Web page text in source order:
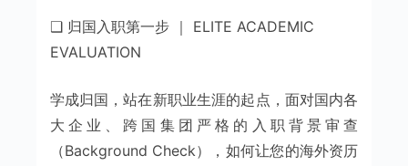
❑ 归国入职第一步 ｜ ELITE ACADEMIC
EVALUATION
学成归国，站在新职业生涯的起点，面对国内各
大企业、跨国集团严格的入职背景审查
（Background Check），如何让您的海外资历